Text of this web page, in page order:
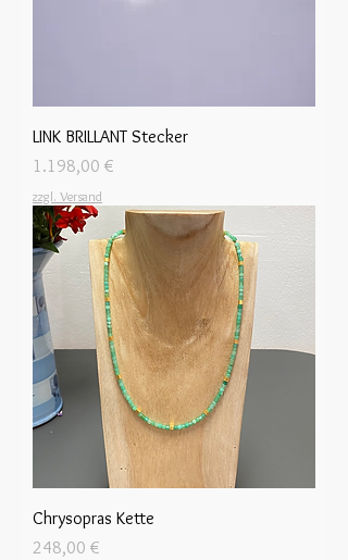
LINK BRILLANT Stecker
Preis
1.198,00 €
zzgl. Versand
Chrysopras Kette
Preis
248,00 €